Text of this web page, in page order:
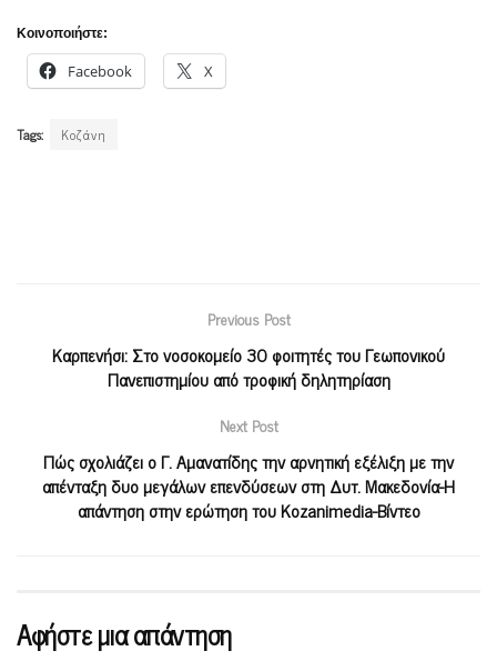
Κοινοποιήστε:
Facebook X
Tags: Κοζάνη
Previous Post
Καρπενήσι: Στο νοσοκομείο 30 φοιτητές του Γεωπονικού
Πανεπιστημίου από τροφική δηλητηρίαση
Next Post
Πώς σχολιάζει ο Γ. Αμανατίδης την αρνητική εξέλιξη με την
απένταξη δυο μεγάλων επενδύσεων στη Δυτ. Μακεδονία-Η
απάντηση στην ερώτηση του Kozanimedia-Βίντεο
Αφήστε μια απάντηση